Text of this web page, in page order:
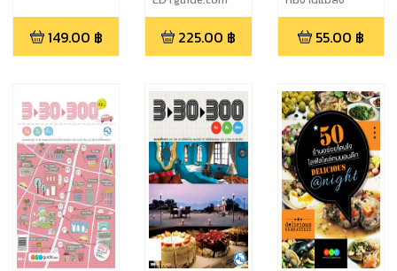
149.00 ฿
ยอดนิยม
2014-2015
225.00 ฿ 55.00 ฿